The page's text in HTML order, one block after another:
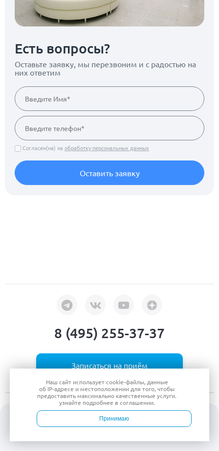
Есть вопросы?
Оставьте заявку, мы перезвоним и с радостью на
них ответим
Согласен(на) на обработку персональных данных
Оставить заявку
8 (495) 255-37-37
Записаться на приём
Клиника на Пресне
Центр лечения опорно-двигательного аппарата
ул. 1905 года, д. 7 стр. 1
Наш сайт используетcookie-файлы, данные
об IP-адресе и местоположении для того, чтобы
предоставить максимально качественные услуги.
узнайте подробнее в соглашении.
Принимаю